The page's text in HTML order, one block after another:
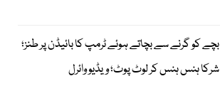
بچے کو گرنے سے بچاتے ہوئے ٹرمپ کا بائیڈن پر طنز؛
شرکا ہنس ہنس کر لوٹ پوٹ؛ ویڈیو وائرل